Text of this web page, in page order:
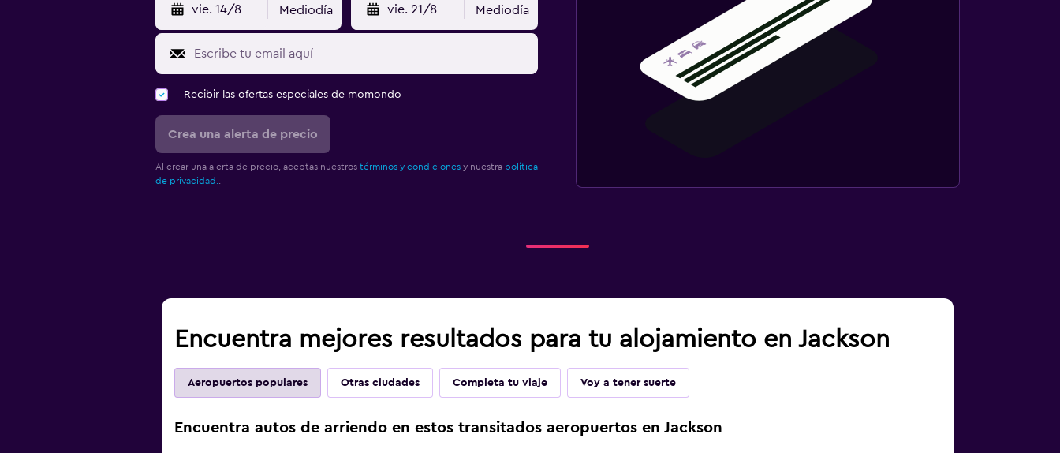
vie. 14/8 Mediodía vie. 21/8 Mediodía
Recibir las ofertas especiales de momondo
Crea una alerta de precio
Al crear una alerta de precio, aceptas nuestros términos y condicionesy nuestra política
de privacidad.
Encuentra mejores resultados para tu alojamiento en Jackson
Aeropuertos populares Otras ciudades Completa tu viaje Voy a tener suerte
Encuentra autos de arriendo en estos transitados aeropuertos en Jackson